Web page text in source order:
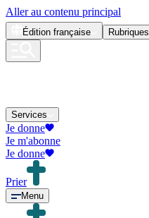
Aller au contenu principal
Édition française Rubriques
Services
Je donne
Je m'abonne
Je donne
Prier
Menu